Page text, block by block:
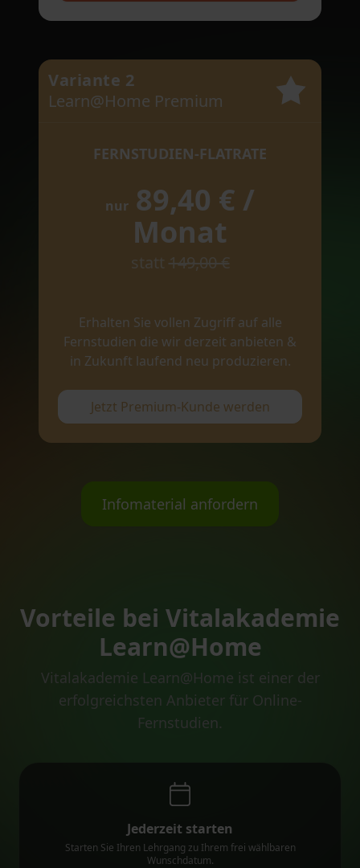
Variante 2
Learn@Home Premium
FERNSTUDIEN-FLATRATE
nur 89,40 € /
Monat
statt 149,00 €
Erhalten Sie vollen Zugriff auf alle
Fernstudien die wir derzeit anbieten &
in Zukunft laufend neu produzieren.
Jetzt Premium-Kunde werden
Infomaterial anfordern
Vorteile bei Vitalakademie
Learn@Home
Vitalakademie Learn@Home ist einer der
erfolgreichsten Anbieter für Online-
Fernstudien.
Jederzeit starten
Starten Sie Ihren Lehrgang zu Ihrem frei wählbaren
Wunschdatum.